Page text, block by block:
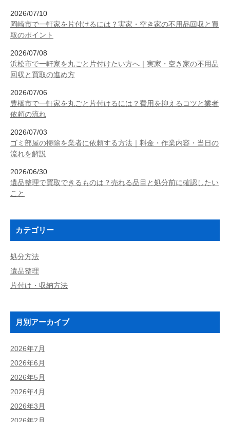
2026/07/10
岡崎市で一軒家を片付けるには？実家・空き家の不用品回収と買
取のポイント
2026/07/08
浜松市で一軒家を丸ごと片付けたい方へ｜実家・空き家の不用品
回収と買取の進め方
2026/07/06
豊橋市で一軒家を丸ごと片付けるには？費用を抑えるコツと業者
依頼の流れ
2026/07/03
ゴミ部屋の掃除を業者に依頼する方法｜料金・作業内容・当日の
流れを解説
2026/06/30
遺品整理で買取できるものは？売れる品目と処分前に確認したい
こと
カテゴリー
処分方法
遺品整理
片付け・収納方法
月別アーカイブ
2026年7月
2026年6月
2026年5月
2026年4月
2026年3月
2026年2月